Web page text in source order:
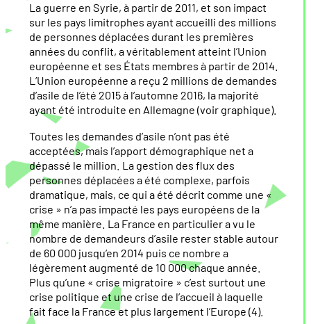
La guerre en Syrie, à partir de 2011, et son impact
sur les pays limitrophes ayant accueilli des millions
de personnes déplacées durant les premières
années du conflit, a véritablement atteint l’Union
européenne et ses États membres à partir de 2014.
L’Union européenne a reçu 2 millions de demandes
d’asile de l’été 2015 à l’automne 2016, la majorité
ayant été introduite en Allemagne (voir graphique).
Toutes les demandes d’asile n’ont pas été
acceptées, mais l’apport démographique net a
dépassé le million. La gestion des flux des
personnes déplacées a été complexe, parfois
dramatique, mais, ce qui a été décrit comme une «
crise » n’a pas impacté les pays européens de la
même manière. La France en particulier a vu le
nombre de demandeurs d’asile rester stable autour
de 60 000 jusqu’en 2014 puis ce nombre a
légèrement augmenté de 10 000 chaque année.
Plus qu’une « crise migratoire » c’est surtout une
crise politique et une crise de l’accueil à laquelle
fait face la France et plus largement l’Europe (4).